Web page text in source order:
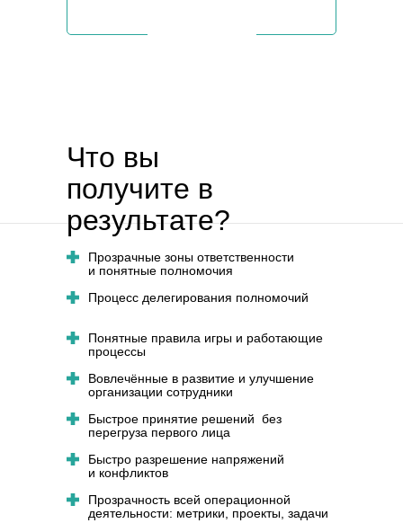
Что вы
получите в
результате?
Прозрачные зоны ответственности
и понятные полномочия
Процесс делегирования полномочий
Понятные правила игры и работающие
процессы
Вовлечённые в развитие и улучшение
организации сотрудники
Быстрое принятие решений без
перегруза первого лица
Быстро разрешение напряжений
и конфликтов
Прозрачность всей операционной
деятельности: метрики, проекты, задачи